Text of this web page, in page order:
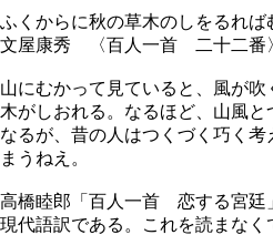
ふくからに秋の草木のしをるれ
文屋康秀 〈百人一首 二十二番
山にむかって見ていると、風が
木がしおれる。なるほど、山風
なるが、昔の人はつくづく巧く
まうねえ。
高橋睦郎「百人一首 恋する宮廷
現代語訳である。これを読まな